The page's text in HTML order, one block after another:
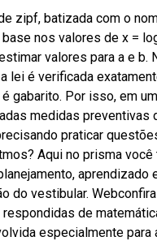
zipf, batizada com o
nos valores de x =
valores para a e b.
lei é verificada
gabarito. Por isso, em
medidas preventivas
praticar
Aqui no prisma você
aprendizado
do vestibular.
de
especialmente para